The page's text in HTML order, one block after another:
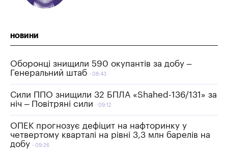
НОВИНИ
Оборонці знищили 590 окупантів за добу –
Генеральний штаб
08:43
Сили ППО знищили 32 БПЛА «Shahed-136/131» за
ніч – Повітряні сили
09:12
ОПЕК прогнозує дефіцит на нафторинку у
четвертому кварталі на рівні 3,3 млн барелів на
добу
09:26